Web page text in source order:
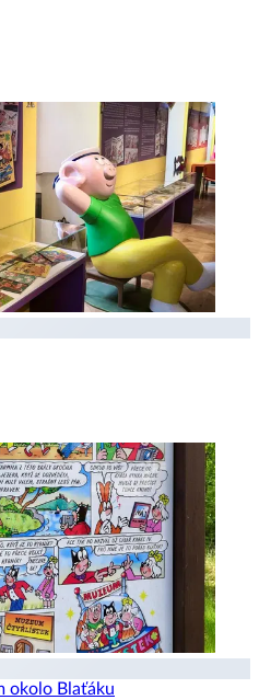
okolo Blaťáku